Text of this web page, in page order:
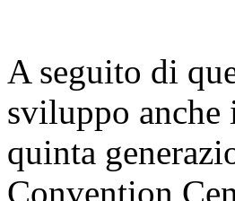
A seguito di
sviluppo
quinta
Convention